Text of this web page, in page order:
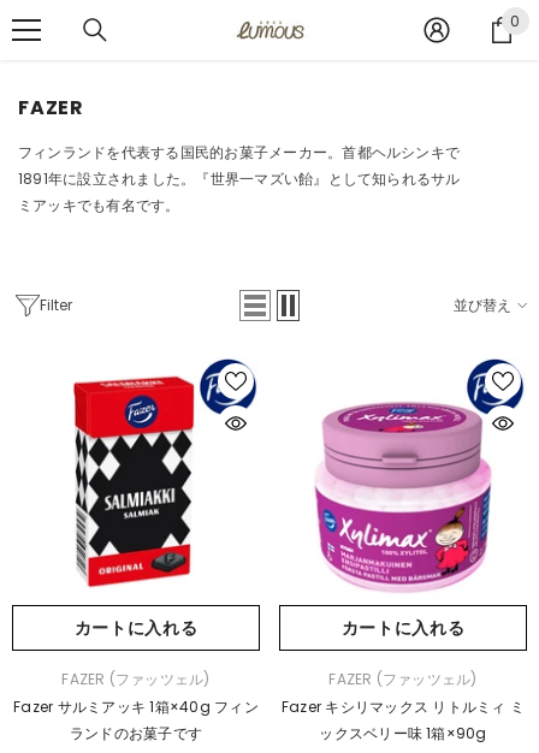
コンテンツへスキップ 0
FAZER
フィンランドを代表する国民的お菓子メーカー。首都ヘルシンキで
1891年に設立されました。『世界一マズい飴』として知られるサル
ミアッキでも有名です。
Filter 並び替え
カートに入れる
売
FAZER (ファッツェル)
Fazer サルミアッキ 1箱×40g フィン
ランドのお菓子です
カートに入れる
売
FAZER (ファッツェル)
Fazer キシリマックス リトルミィ ミ
ックスベリー味 1箱×90g